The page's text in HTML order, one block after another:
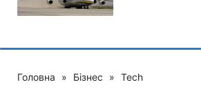
Головна » Бізнес » Tech